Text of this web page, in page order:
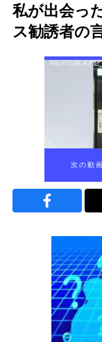
私が出会っ
ス勧誘者の
次の動